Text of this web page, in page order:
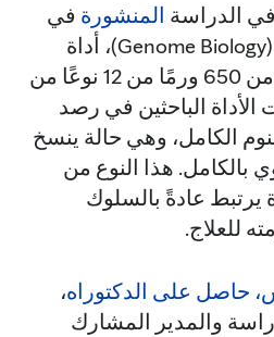
الدراسة المنشورة في
مجلة بيولوجيا الجينوم (Genome Biology)، أداة
BACDAC لتحليل أكثر من 650 ورمًا من 12 نوعًا من
الباحثين في رصد
الكامل، وهي حالة ينسخ
بالكامل. هذا النوع من
يرتبط عادةً بالسلوك
للعلاج.
حاصل على الدكتوراه،
والمدير المشارك